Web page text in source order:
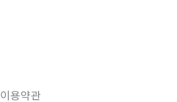
이용약관